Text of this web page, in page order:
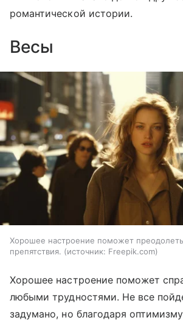
романтической истории.
Весы
Хорошее настроение поможет
препятствия.
источник: Freepik.com
Хорошее настроение поможет
любыми трудностями. Не все
задумано, но благодаря